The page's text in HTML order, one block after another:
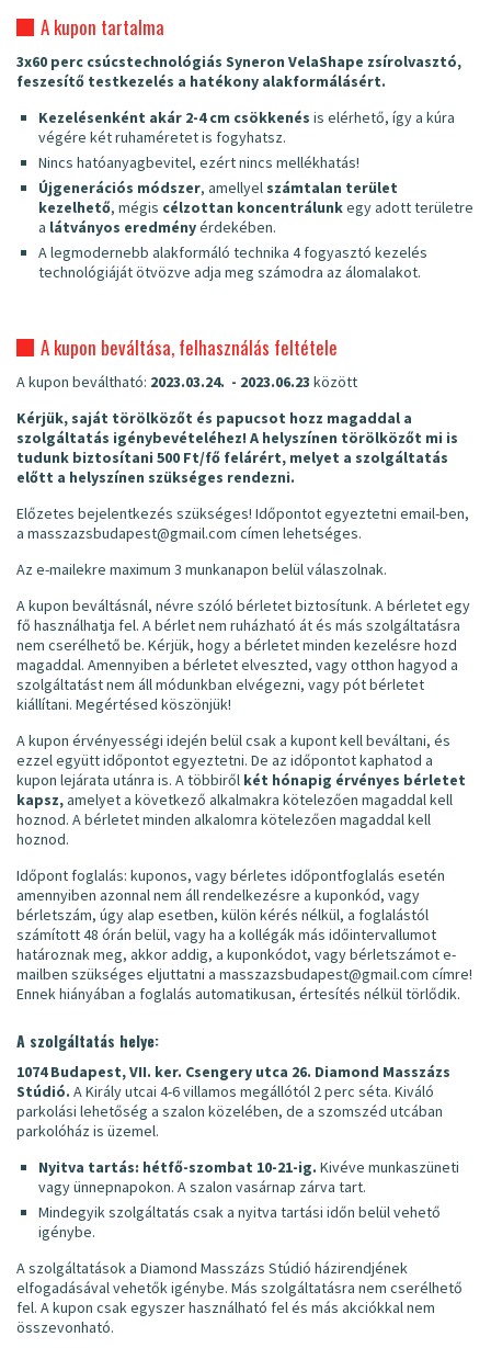
A kupon tartalma
3x60 perc csúcstechnológiás Syneron VelaShape zsírolvasztó,
feszesítő testkezelés a hatékony alakformálásért.
Kezelésenként akár 2-4 cm csökkenés is elérhető, így a kúra
végére két ruhaméretet is fogyhatsz.
Nincs hatóanyagbevitel, ezért nincs mellékhatás!
Újgenerációs módszer, amellyel számtalan terület
kezelhető, mégis célzottan koncentrálunkegy adott területre
a látványos eredményérdekében.
A legmodernebb alakformáló technika 4 fogyasztó kezelés
technológiáját ötvözve adja meg számodra az álomalakot.
A kupon beváltása, felhasználás feltétele
A kupon beváltható: 2023.03.24. - 2023.06.23 között
Kérjük, saját törölközőt és papucsot hozz magaddal a
szolgáltatás igénybevételéhez! A helyszínen törölközőt mi is
tudunk biztosítani 500 Ft/fő felárért, melyet a szolgáltatás
előtt a helyszínen szükséges rendezni.
Előzetes bejelentkezés szükséges! Időpontot egyeztetni email-ben,
a masszazsbudapest@gmail.com címen lehetséges.
Az e-mailekre maximum 3 munkanapon belül válaszolnak.
A kupon beváltásnál, névre szóló bérletet biztosítunk. A bérletet egy
fő használhatja fel. A bérlet nem ruházható át és más szolgáltatásra
nem cserélhető be. Kérjük, hogy a bérletet minden kezelésre hozd
magaddal. Amennyiben a bérletet elveszted, vagy otthon hagyod a
szolgáltatást nem áll módunkban elvégezni, vagy pót bérletet
kiállítani. Megértésed köszönjük!
A kupon érvényességi idején belül csak a kupont kell beváltani, és
ezzel együtt időpontot egyeztetni. De az időpontot kaphatod a
kupon lejárata utánra is. A többiről két hónapig érvényes bérletet
kapsz,amelyet a következő alkalmakra kötelezően magaddal kell
hoznod. A bérletet minden alkalomra kötelezően magaddal kell
hoznod.
Időpont foglalás: kuponos, vagy bérletes időpontfoglalás esetén
amennyiben azonnal nem áll rendelkezésre a kuponkód, vagy
bérletszám, úgy alap esetben, külön kérés nélkül, a foglalástól
számított 48 órán belül, vagy ha a kollégák más időintervallumot
határoznak meg, akkor addig, a kuponkódot, vagy bérletszámot e-
mailben szükséges eljuttatni a masszazsbudapest@gmail.com címre!
Ennek hiányában a foglalás automatikusan, értesítés nélkül törlődik.
A szolgáltatás helye:
1074 Budapest, VII. ker. Csengery utca 26. Diamond Masszázs
Stúdió. A Király utcai 4-6 villamos megállótól 2 perc séta. Kiváló
parkolási lehetőség a szalon közelében, de a szomszéd utcában
parkolóház is üzemel.
Nyitva tartás: hétfő-szombat 10-21-ig. Kivéve munkaszüneti
vagy ünnepnapokon. A szalon vasárnap zárva tart.
Mindegyik szolgáltatás csak a nyitva tartási időn belül vehető
igénybe.
A szolgáltatások a Diamond Masszázs Stúdió házirendjének
elfogadásával vehetők igénybe. Más szolgáltatásra nem cserélhető
fel. A kupon csak egyszer használható fel és más akciókkal nem
összevonható.